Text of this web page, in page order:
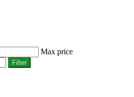
Max price
Filter